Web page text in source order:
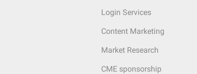
Login Services
Content Marketing
Market Research
CME sponsorship